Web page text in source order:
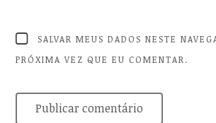
SALVAR MEUS DADOS NESTE
PRÓXIMA VEZ QUE EU COMENTAR.